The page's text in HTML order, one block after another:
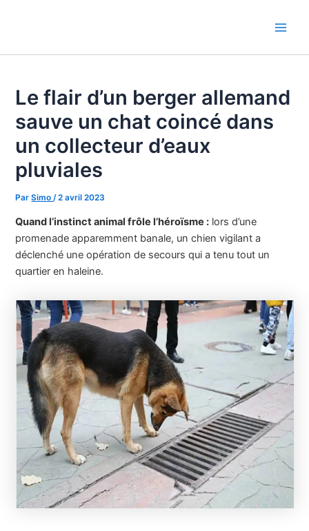
Le flair d’un berger allemand
sauve un chat coincé dans
un collecteur d’eaux
pluviales
ParSimo /2 avril 2023
Quand l’instinct animal frôle l’héroïsme : lors d’une
promenade apparemment banale, un chien vigilant a
déclenché une opération de secours qui a tenu tout un
quartier en haleine.